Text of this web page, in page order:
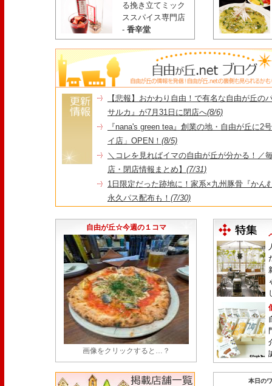
る挽き立てミック
ススパイス専門店
- 香辛堂
【悲報】おかわり自由！で有名な自由が丘の
サルカ』が7月31日に閉店へ(8/6)
『nana's green tea』創業の地・自由が丘に2
イ店」OPEN！ (8/5)
＼コレを見ればイマの自由が丘が分かる！／
店・閉店情報まとめ】 (7/31)
1日限定だった跡地に！家系×九州豚骨『かん
永久パス配布も！ (7/30)
由が丘店』が閉店
自由が丘☆今週の１コマ
画像をクリックすると…？
本日の